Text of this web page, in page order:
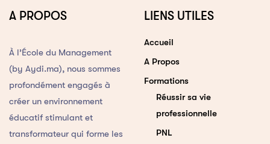
A PROPOS
À l’École du Management
(by Aydi.ma), nous sommes
profondément engagés à
créer un environnement
éducatif stimulant et
transformateur qui forme les
LIENS UTILES
Accueil
A Propos
Formations
Réussir sa vie
professionnelle
PNL